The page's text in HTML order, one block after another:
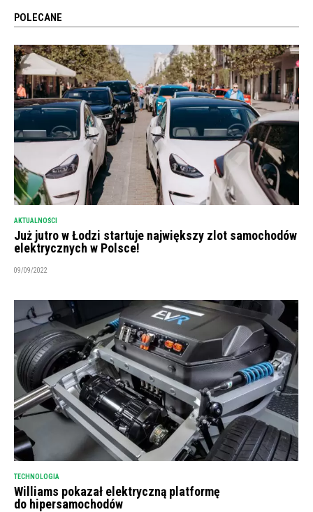
POLECANE
AKTUALNOŚCI
Już jutro w Łodzi startuje największy zlot samochodów
elektrycznych w Polsce!
09/09/2022
TECHNOLOGIA
Williams pokazał elektryczną platformę
do hipersamochodów